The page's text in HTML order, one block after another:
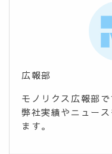
広報部
モノリクス広報部で
弊社実績やニュー
ます。